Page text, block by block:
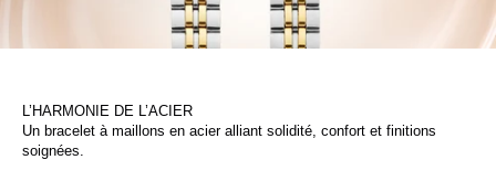
L’HARMONIE DE L’ACIER
Un bracelet à maillons en acier alliant solidité, confort et finitions
soignées.